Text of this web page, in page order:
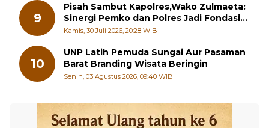
9
Pisah Sambut Kapolres,Wako Zulmaeta:
Sinergi Pemko dan Polres Jadi Fondasi
Stabilitas Pembangunan
Kamis, 30 Juli 2026, 20:28 WIB
10
UNP Latih Pemuda Sungai Aur Pasaman
Barat Branding Wisata Beringin
Senin, 03 Agustus 2026, 09:40 WIB